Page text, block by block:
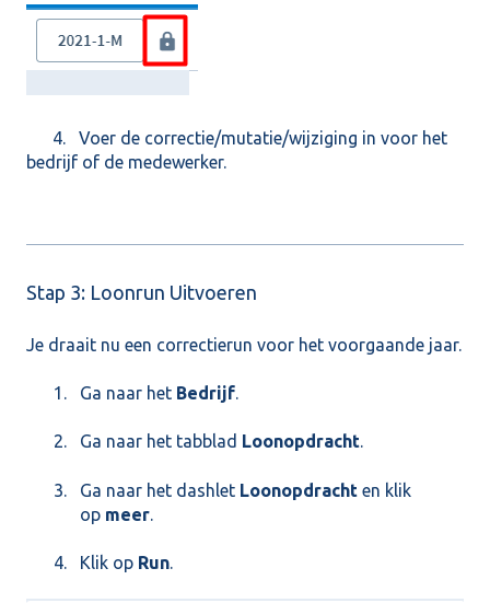
4. Voer de correctie/mutatie/wijziging in voor het
bedrijf of de medewerker.
Stap 3: Loonrun Uitvoeren
Je draait nu een correctierun voor het voorgaande jaar.
Ga naar het Bedrijf.
Ga naar het tabblad Loonopdracht.
Ga naar het dashlet Loonopdracht en klik
op meer.
Klik op Run.